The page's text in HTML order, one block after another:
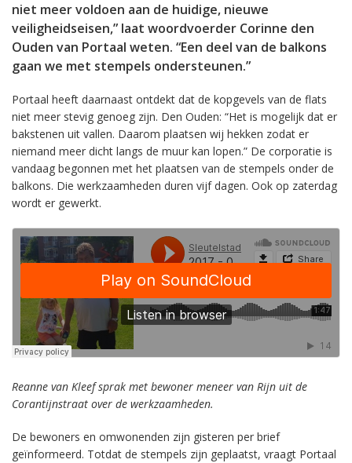
niet meer voldoen aan de huidige, nieuwe
veiligheidseisen,” laat woordvoerder Corinne den
Ouden van Portaal weten. “Een deel van de balkons
gaan we met stempels ondersteunen.”
Portaal heeft daarnaast ontdekt dat de kopgevels van de flats
niet meer stevig genoeg zijn. Den Ouden: “Het is mogelijk dat er
bakstenen uit vallen. Daarom plaatsen wij hekken zodat er
niemand meer dicht langs de muur kan lopen.” De corporatie is
vandaag begonnen met het plaatsen van de stempels onder de
balkons. Die werkzaamheden duren vijf dagen. Ook op zaterdag
wordt er gewerkt.
Reanne van Kleef sprak met bewoner meneer van Rijn uit de
Corantijnstraat over de werkzaamheden.
De bewoners en omwonenden zijn gisteren per brief
geïnformeerd. Totdat de stempels zijn geplaatst, vraagt Portaal